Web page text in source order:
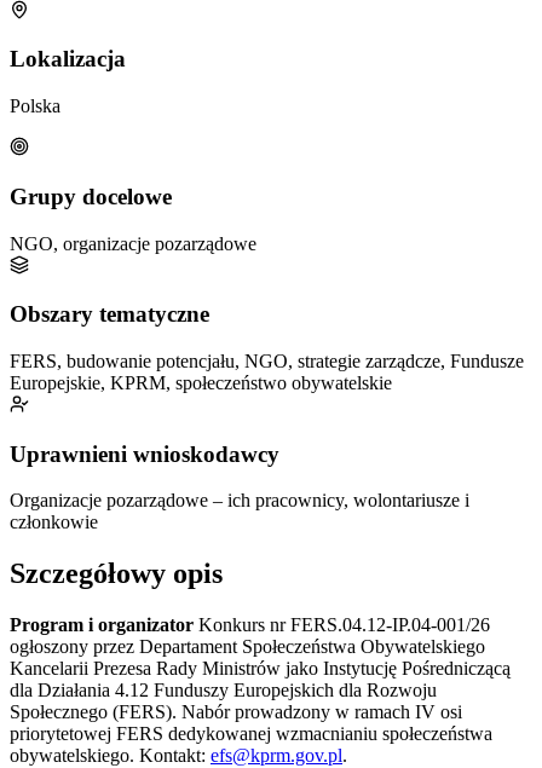
Lokalizacja
Polska
Grupy docelowe
NGO, organizacje pozarządowe
Obszary tematyczne
FERS, budowanie potencjału, NGO, strategie zarządcze, Fundusze
Europejskie, KPRM, społeczeństwo obywatelskie
Uprawnieni wnioskodawcy
Organizacje pozarządowe – ich pracownicy, wolontariusze i
członkowie
Szczegółowy opis
Program i organizator Konkurs nr FERS.04.12-IP.04-001/26
ogłoszony przez Departament Społeczeństwa Obywatelskiego
Kancelarii Prezesa Rady Ministrów jako Instytucję Pośredniczącą
dla Działania 4.12 Funduszy Europejskich dla Rozwoju
Społecznego (FERS). Nabór prowadzony w ramach IV osi
priorytetowej FERS dedykowanej wzmacnianiu społeczeństwa
obywatelskiego. Kontakt: efs@kprm.gov.pl.